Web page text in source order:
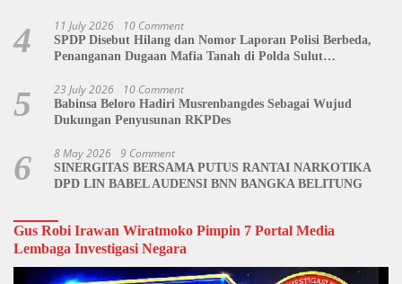
4 11 July 2026 10 Comment
SPDP Disebut Hilang dan Nomor Laporan Polisi Berbeda,
Penanganan Dugaan Mafia Tanah di Polda Sulut
5 23 July 2026 10 Comment
Babinsa Beloro Hadiri Musrenbangdes Sebagai Wujud
Dukungan Penyusunan RKPDes
6 8 May 2026 9 Comment
SINERGITAS BERSAMA PUTUS RANTAI NARKOTIKA
DPD LIN BABEL AUDENSI BNN BANGKA BELITUNG
Gus Robi Irawan Wiratmoko Pimpin 7 Portal Media
Lembaga Investigasi Negara
Video